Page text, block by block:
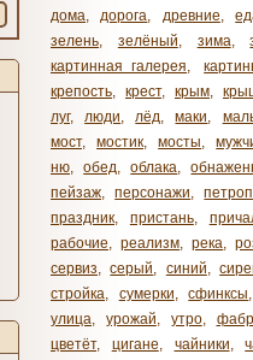
дома, дорога, древние,
зелень, зелёный, зима,
картинная галерея,
крепость, крест, крым,
луг, люди, лёд, маки,
мост, мостик, мосты,
ню, обед, облака,
пейзаж, персонажи,
праздник, пристань,
рабочие, реализм, река,
сервиз, серый, синий,
стройка, сумерки, сфинксы
улица, урожай, утро,
цветёт, цигане, чайники,